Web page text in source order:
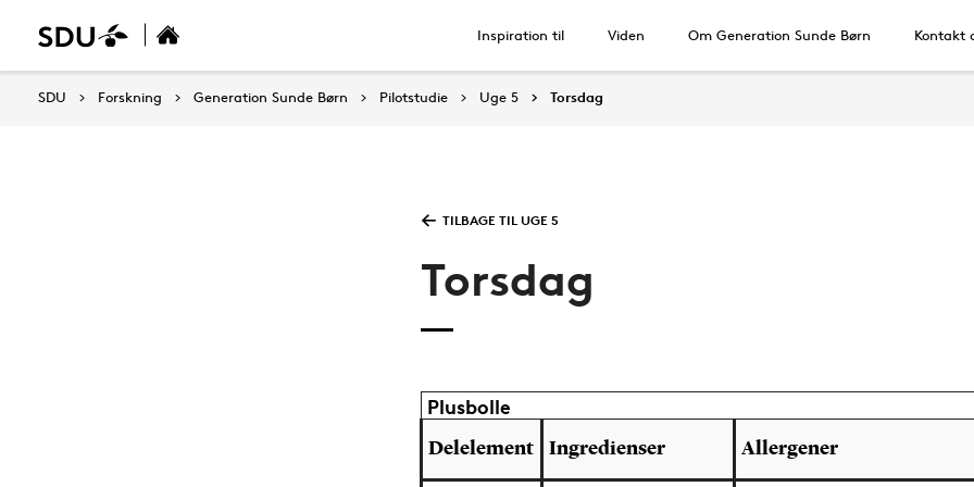
Inspiration til Viden Om Generation Sunde Børn Kontakt
SDU Forskning Generation Sunde Børn Pilotstudie Uge 5 Torsdag
TILBAGE TIL UGE 5
Torsdag
Plusbolle
Delelement Ingredienser Allergener